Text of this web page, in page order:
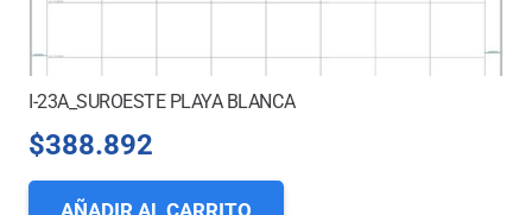
I-23A_SUROESTE PLAYA BLANCA
$388.892